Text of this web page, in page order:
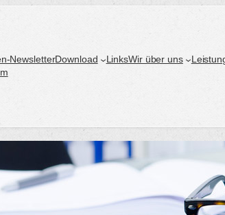
NewsletterDownload LinksWir über uns